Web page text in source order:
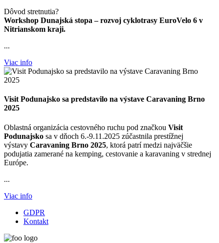
Dôvod stretnutia?
Workshop Dunajská stopa – rozvoj cyklotrasy EuroVelo 6 v
Nitrianskom kraji.
...
Viac info
Visit Podunajsko sa predstavilo na výstave Caravaning Brno
2025
Oblastná organizácia cestovného ruchu pod značkou Visit
Podunajsko sa v dňoch 6.-9.11.2025 zúčastnila prestížnej
výstavy Caravaning Brno 2025, ktorá patrí medzi najväčšie
podujatia zamerané na kemping, cestovanie a karavaning v strednej
Európe.
...
Viac info
GDPR
Kontakt